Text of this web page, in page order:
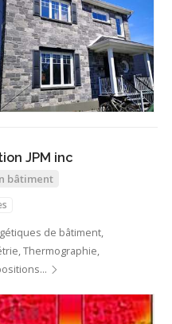
JPM inc
bâtiment
de bâtiment,
Thermographie,